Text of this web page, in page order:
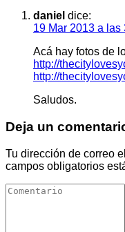
daniel dice:
19 Mar 2013 a las
Acá hay fotos de
http://
http://
Saludos.
Deja un
Tu dirección de correo
campos obligatorios